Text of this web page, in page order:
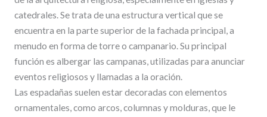
catedrales. Se trata de una estructura vertical que se
encuentra en la parte superior de la fachada principal, a
menudo en forma de torre o campanario. Su principal
función es albergar las campanas, utilizadas para anunciar
eventos religiosos y llamadas a la oración.
Las espadañas suelen estar decoradas con elementos
ornamentales, como arcos, columnas y molduras, que le